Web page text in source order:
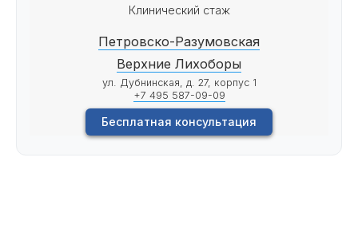
Клинический стаж
Петровско-Разумовская
Верхние Лихоборы
ул. Дубнинская, д. 27, корпус 1
+7 495 587-09-09
Бесплатная консультация